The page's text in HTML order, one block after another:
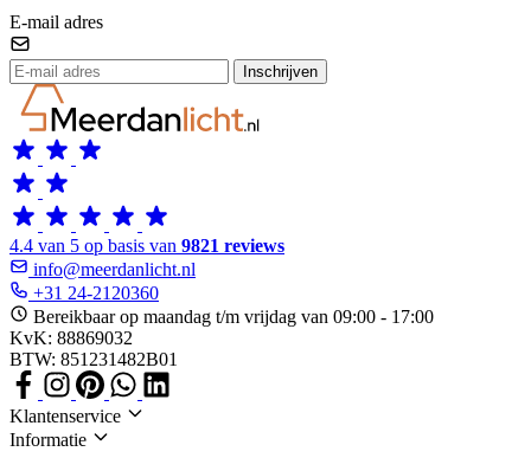
E-mail adres
Inschrijven
4.4 van 5 op basis van 9821 reviews
info@meerdanlicht.nl
+31 24-2120360
Bereikbaar op maandag t/m vrijdag van 09:00 - 17:00
KvK: 88869032
BTW: 851231482B01
Klantenservice
Informatie